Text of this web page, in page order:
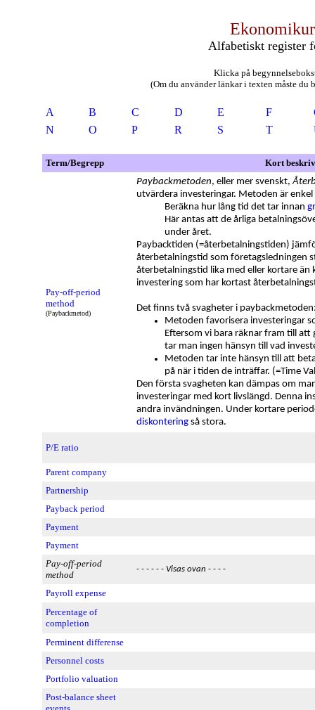
Alfabetiskt register
Klicka på
(Om du använder länkar i texten måste du
A B C D E F
N
O P R S T
Term/Begrepp Kort
Pay-off-period
method
(Paybackmetod)
Paybackmetoden, eller mer svenskt,
utvärdera investeringar. Metoden är
Beräkna hur lång tid det tar innan
Här antas att de årliga
under året.
Paybacktiden (=återbetalningstiden)
återbetalningstid som företagsledningen
återbetalningstid lika med eller kortare
investering som har kortast
Det finns två svagheter i
Metoden favorisera investeringar
Eftersom vi bara räknar fram till
tar man ingen hänsyn till vad
Metoden tar inte hänsyn till att
på när i tiden de inträffar. (=Time
Den första svagheten kan dämpas om
investeringar med kort livslängd. Denna
andra invändningen. Under kortare
diskontering så stora.
P/E ratio
Parent company
Partnership
Payback period
Payment
Payment
Pay-off-period
method
- - - - - - Visas ovan - - - -
Payroll expense
Percentage of
completion
Perminent differense
Personnel costs
Portfolio valuation
Post-balance sheet